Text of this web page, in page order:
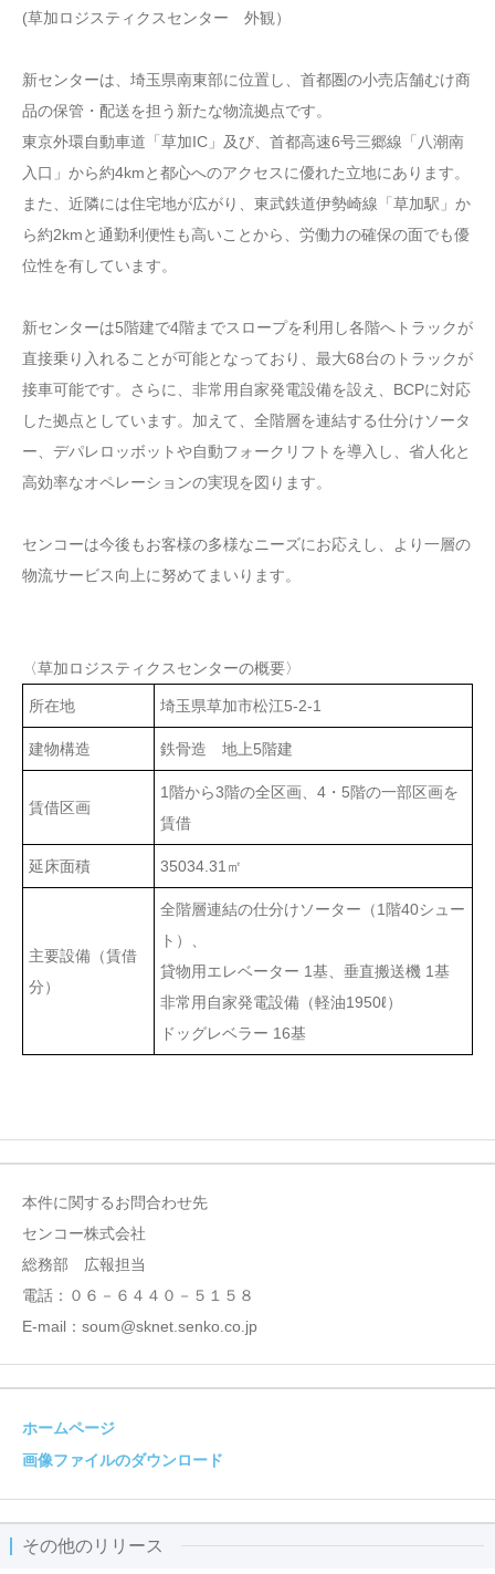
(草加ロジスティクスセンター 外観）
新センターは、埼玉県南東部に位置し、首都圏の小売店舗むけ商
品の保管・配送を担う新たな物流拠点です。
東京外環自動車道「草加IC」及び、首都高速6号三郷線「八潮南
入口」から約4kmと都心へのアクセスに優れた立地にあります。
また、近隣には住宅地が広がり、東武鉄道伊勢崎線「草加駅」か
ら約2kmと通勤利便性も高いことから、労働力の確保の面でも優
位性を有しています。
新センターは5階建で4階までスロープを利用し各階へトラックが
直接乗り入れることが可能となっており、最大68台のトラックが
接車可能です。さらに、非常用自家発電設備を設え、BCPに対応
した拠点としています。加えて、全階層を連結する仕分けソータ
ー、デパレロッボットや自動フォークリフトを導入し、省人化と
高効率なオペレーションの実現を図ります。
センコーは今後もお客様の多様なニーズにお応えし、より一層の
物流サービス向上に努めてまいります。
〈草加ロジスティクスセンターの概要〉
所在地 埼玉県草加市松江5-2-1
建物構造 鉄骨造 地上5階建
賃借区画
1階から3階の全区画、4・5階の一部区画を
賃借
延床面積 35034.31㎡
主要設備（賃借
分）
全階層連結の仕分けソーター（1階40シュー
ト）、
貸物用エレベーター 1基、垂直搬送機 1基
非常用自家発電設備（軽油1950ℓ）
ドッグレベラー 16基
本件に関するお問合わせ先
センコー株式会社
総務部 広報担当
電話：０６－６４４０－５１５８
E-mail：soum@sknet.senko.co.jp
ホームページ
画像ファイルのダウンロード
その他のリリース